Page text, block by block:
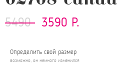
5490 3590 Р.
Определить свой размер
возможно, он немного изменился